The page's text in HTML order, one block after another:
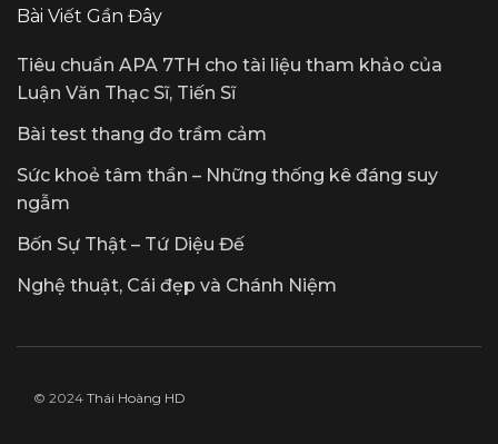
Bài Viết Gần Đây
Tiêu chuẩn APA 7TH cho tài liệu tham khảo của
Luận Văn Thạc Sĩ, Tiến Sĩ
Bài test thang đo trầm cảm
Sức khoẻ tâm thần – Những thống kê đáng suy
ngẫm
Bốn Sự Thật – Tứ Diệu Đế
Nghệ thuật, Cái đẹp và Chánh Niệm
© 2024 Thái Hoàng HD